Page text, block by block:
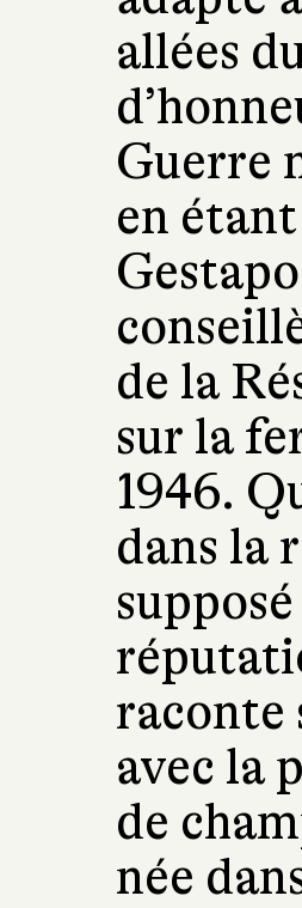
allées
Guerre
en
de la
sur la
1946.
dans la
raconte
avec la
de
née